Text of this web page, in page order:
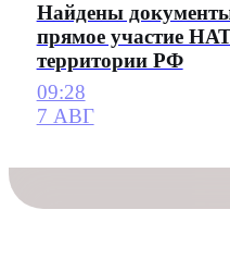
Найдены
прямое участие
территории РФ
09:28
7 АВГ